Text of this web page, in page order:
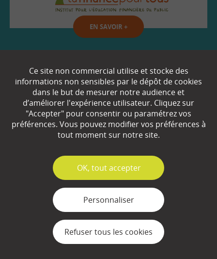
EN SAVOIR +
Partenaires
Espace Presse
Plan du site
Mentions légales
Ce site non commercial utilise et stocke des
informations non sensibles par le dépôt de cookies
dans le but de mesurer notre audience et
d’améliorer l'expérience utilisateur. Cliquez sur
"Accepter" pour consentir ou paramétrez vos
préférences. Vous pouvez modifier vos préférences à
tout moment sur notre site.
✓
OK, tout accepter
Personnaliser
Refuser tous les cookies